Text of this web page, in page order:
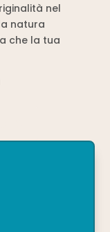
nel
natura
che la tua